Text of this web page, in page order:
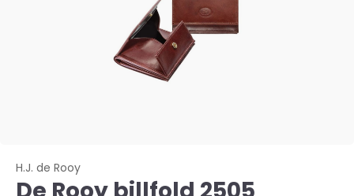
H.J. de Rooy